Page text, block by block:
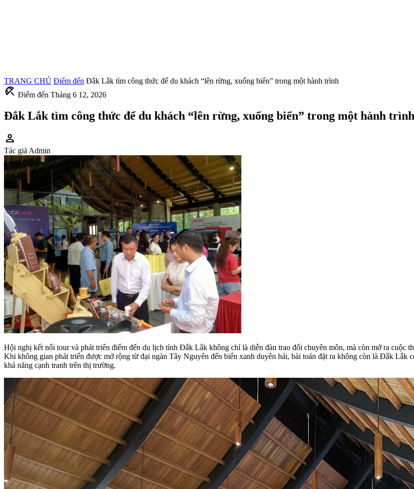
TRANG CHỦ Điểm đến Đắk Lắk tìm công thức để du khách “lên rừng, xuống biển” trong một hành trình
beach_access Điểm đến Tháng 6 12, 2026
Đắk Lắk tìm công thức để du khách “lên rừng, xuống biển” trong một hành trình
person
Tác giả Admin
Hội nghị kết nối tour và phát triển điểm đến du lịch tỉnh Đắk Lắk không chỉ là diễn đàn trao đổi chuyên môn, mà còn mở ra cuộc
Khi không gian phát triển được mở rộng từ đại ngàn Tây Nguyên đến biển xanh duyên hải, bài toán đặt ra không còn là Đắk Lắk
khả năng cạnh tranh trên thị trường.